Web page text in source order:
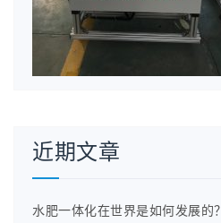
近期文章
水肥一体化在世界是如何发展的？